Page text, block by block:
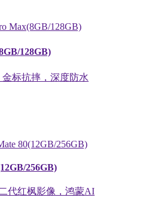
128GB)
金标抗摔，深度防水
256GB)
代红枫影像，鸿蒙AI